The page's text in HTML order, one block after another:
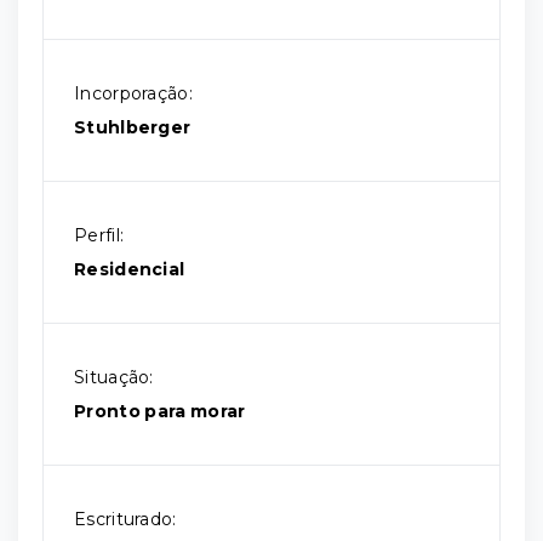
Incorporação:
Stuhlberger
Perfil:
Residencial
Situação:
Pronto para morar
Escriturado: